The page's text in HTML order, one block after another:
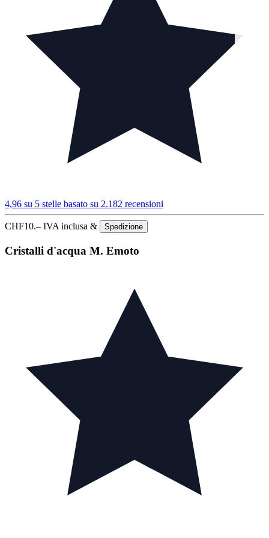
4,96 su 5 stelle basato su 2.182 recensioni
CHF10.– IVA inclusa & Spedizione
Cristalli d'acqua M. Emoto